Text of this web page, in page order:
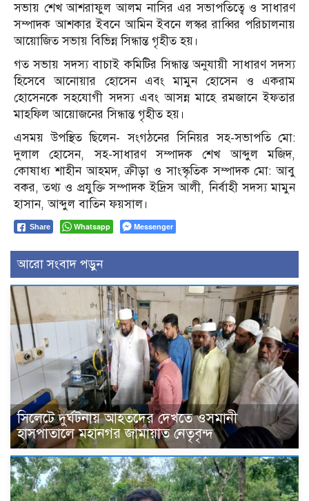
সভায় শেখ আশরাফুল আলম নাসির এর সভাপতিত্বে ও সাধারণ
সম্পাদক আশকার ইবনে আমিন ইবনে লস্কর রাব্বির পরিচালনায়
আয়োজিত সভায় বিভিন্ন সিন্ধান্ত গৃহীত হয়।
গত সভায় সদস্য বাচাই কমিটির সিন্ধান্ত অনুযায়ী সাধারণ সদস্য
হিসেবে আনোয়ার হোসেন এবং মামুন হোসেন ও একরাম
হোসেনকে সহযোগী সদস্য এবং আসন্ন মাহে রমজানে ইফতার
মাহফিল আয়োজনের সিন্ধান্ত গৃহীত হয়।
এসময় উপস্থিত ছিলেন- সংগঠনের সিনিয়র সহ-সভাপতি মো:
দুলাল হোসেন, সহ-সাধারণ সম্পাদক শেখ আব্দুল মজিদ,
কোষাধ্য শাহীন আহমদ, ক্রীড়া ও সাংস্কৃতিক সম্পাদক মো: আবু
বকর, তথ্য ও প্রযুক্তি সম্পাদক ইদ্রিস আলী, নির্বাহী সদস্য মামুন
হাসান, আব্দুল বাতিন ফয়সাল।
Share Whatsapp Messenger
আরো সংবাদ পড়ুন
সিলেটে দুর্ঘটনায় আহতদের দেখতে ওসমানী
হাসপাতালে মহানগর জামায়াত নেতৃবৃন্দ